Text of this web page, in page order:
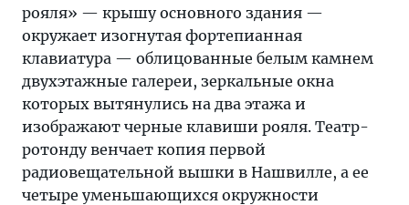
рояля» — крышу основного здания —
окружает изогнутая фортепианная
клавиатура — облицованные белым камнем
двухэтажные галереи, зеркальные окна
которых вытянулись на два этажа и
изображают черные клавиши рояля. Театр-
ротонду венчает копия первой
радиовещательной вышки в Нашвилле, а ее
четыре уменьшающихся окружности